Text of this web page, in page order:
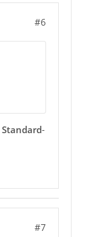
#6
Standard-
#7